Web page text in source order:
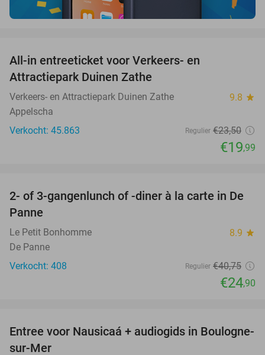
All-in entreeticket voor Verkeers- en
Attractiepark Duinen Zathe
Verkeers- en Attractiepark Duinen Zathe 9.8 star
Appelscha
Verkocht: 45.863
Regulier €23,50
€19,99
39%
2- of 3-gangenlunch of -diner à la carte in De
Panne
Le Petit Bonhomme 8.9 star
De Panne
Verkocht: 408
Regulier €40,75
€24,90
27%
Entree voor Nausicaá + audiogids in Boulogne-
sur-Mer